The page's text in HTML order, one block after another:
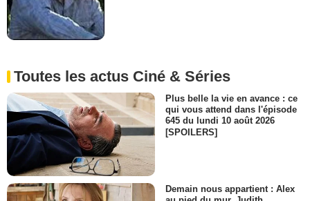
Toutes les actus Ciné & Séries
Plus belle la vie en avance : ce
qui vous attend dans l'épisode
645 du lundi 10 août 2026
[SPOILERS]
Demain nous appartient : Alex